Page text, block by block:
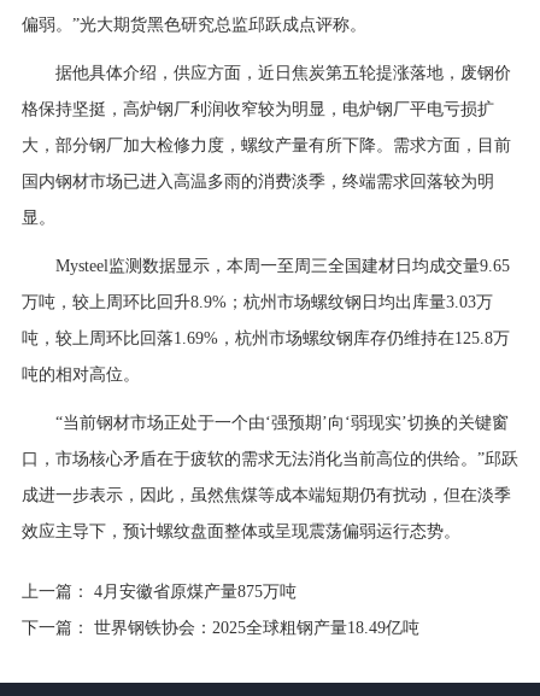
偏弱。”光大期货黑色研究总监邱跃成点评称。
据他具体介绍，供应方面，近日焦炭第五轮提涨落地，废钢价
格保持坚挺，高炉钢厂利润收窄较为明显，电炉钢厂平电亏损扩
大，部分钢厂加大检修力度，螺纹产量有所下降。需求方面，目前
国内钢材市场已进入高温多雨的消费淡季，终端需求回落较为明
显。
Mysteel监测数据显示，本周一至周三全国建材日均成交量9.65
万吨，较上周环比回升8.9%；杭州市场螺纹钢日均出库量3.03万
吨，较上周环比回落1.69%，杭州市场螺纹钢库存仍维持在125.8万
吨的相对高位。
“当前钢材市场正处于一个由‘强预期’向‘弱现实’切换的关键窗
口，市场核心矛盾在于疲软的需求无法消化当前高位的供给。”邱跃
成进一步表示，因此，虽然焦煤等成本端短期仍有扰动，但在淡季
效应主导下，预计螺纹盘面整体或呈现震荡偏弱运行态势。
上一篇： 4月安徽省原煤产量875万吨
下一篇： 世界钢铁协会：2025全球粗钢产量18.49亿吨